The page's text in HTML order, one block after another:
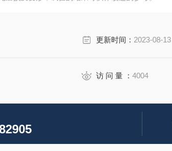
更新时间： 2023-08-13
访 问 量 ：4004